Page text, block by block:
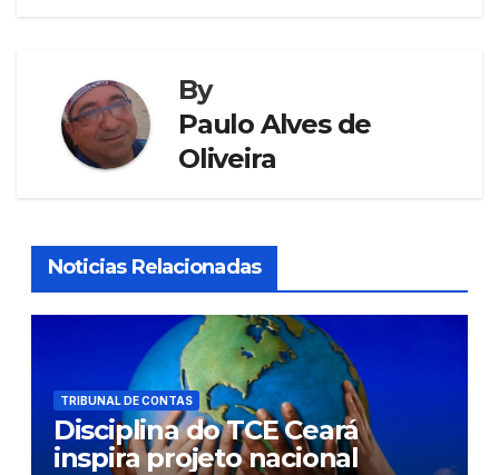
By
Paulo Alves de
Oliveira
Noticias Relacionadas
TRIBUNAL DE CONTAS
Disciplina do TCE Ceará
inspira projeto nacional